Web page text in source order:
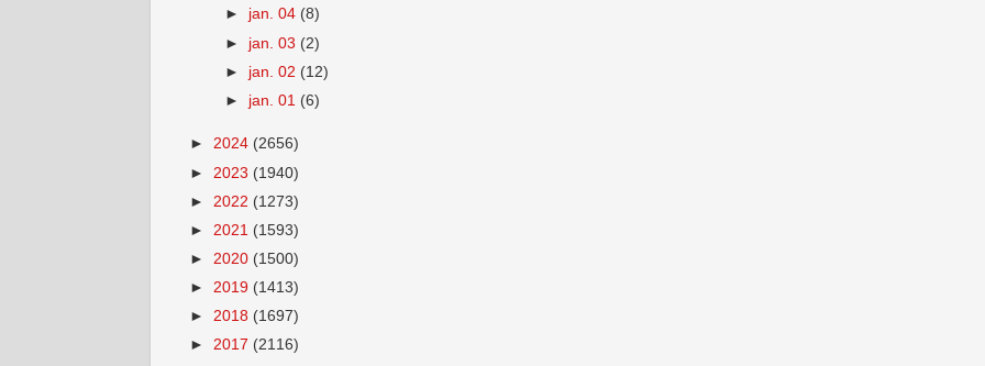
► jan. 04 (8)
► jan. 03 (2)
► jan. 02 (12)
► jan. 01 (6)
► 2024 (2656)
► 2023 (1940)
► 2022 (1273)
► 2021 (1593)
► 2020 (1500)
► 2019 (1413)
► 2018 (1697)
► 2017 (2116)